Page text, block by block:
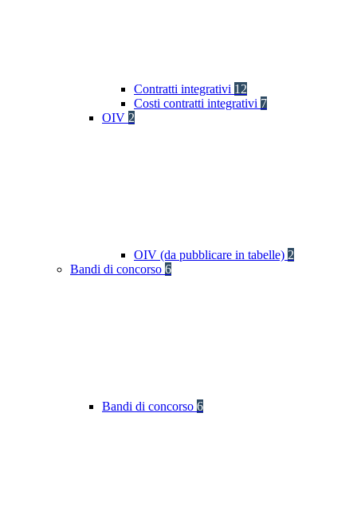
Contratti integrativi 12
Costi contratti integrativi 7
OIV 2
OIV (da pubblicare in tabelle) 2
Bandi di concorso 6
Bandi di concorso 6